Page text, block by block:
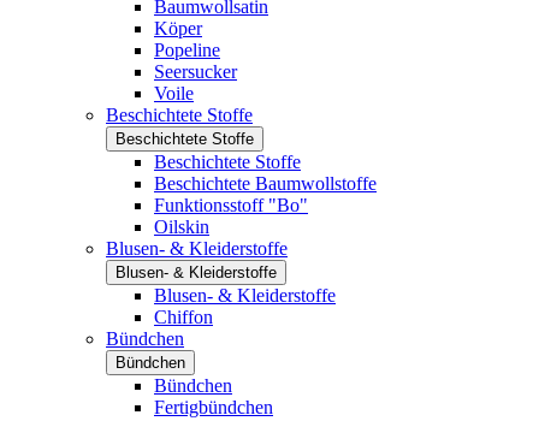
Baumwollsatin
Köper
Popeline
Seersucker
Voile
Beschichtete Stoffe
Beschichtete Stoffe
Beschichtete Stoffe
Beschichtete Baumwollstoffe
Funktionsstoff "Bo"
Oilskin
Blusen- & Kleiderstoffe
Blusen- & Kleiderstoffe
Blusen- & Kleiderstoffe
Chiffon
Bündchen
Bündchen
Bündchen
Fertigbündchen